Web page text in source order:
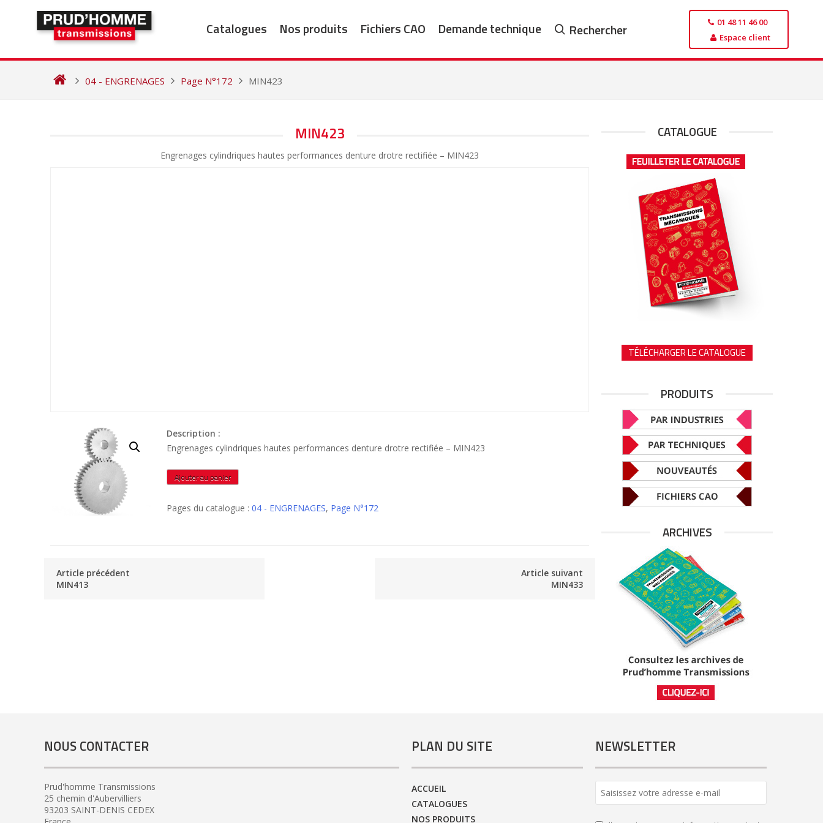
Catalogues Nos produits Fichiers CAO Demande technique Rechercher
01 48 11 46 00
Espace client
04 - ENGRENAGES Page N°172 MIN423
MIN423
Engrenages cylindriques hautes performances denture drotre rectifiée – MIN423
Description :
Engrenages cylindriques hautes performances denture drotre rectifiée – MIN423
quantité
de
Ajouter au panier
Pages du catalogue : 04 - ENGRENAGES, Page N°172
Article précédent
MIN413
Article suivant
MIN433
CATALOGUE
TÉLÉCHARGER LE CATALOGUE
PRODUITS
ARCHIVES
NOUS CONTACTER
Prud'homme Transmissions
25 chemin d'Aubervilliers
93203 SAINT-DENIS CEDEX
PLAN DU SITE
ACCUEIL
CATALOGUES
NOS PRODUITS
NEWSLETTER